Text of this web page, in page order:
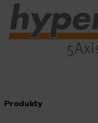
Produkty